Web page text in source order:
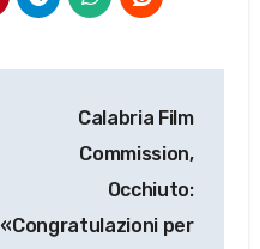
Calabria Film
Commission,
Occhiuto:
«Congratulazioni per